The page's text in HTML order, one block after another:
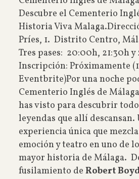
Descubre el Cementerio
Historia Viva
Príes, 1. Distrito Centro,
Tres pases: 20:00h, 21:30h y
Inscripción: Próximamente
Eventbrite)Por una noche
Cementerio Inglés de
has visto para descubrir
leyendas que allí descansan.
experiencia única que
emoción y teatro en uno de
mayor historia de Málaga.
fusilamiento de Robert